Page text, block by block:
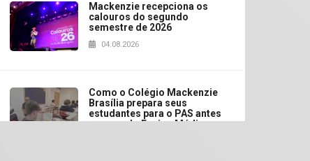
Mackenzie recepciona os
calouros do segundo
semestre de 2026
04.08.2026
Como o Colégio Mackenzie
Brasília prepara seus
estudantes para o PAS antes
mesmo do Ensino Médio